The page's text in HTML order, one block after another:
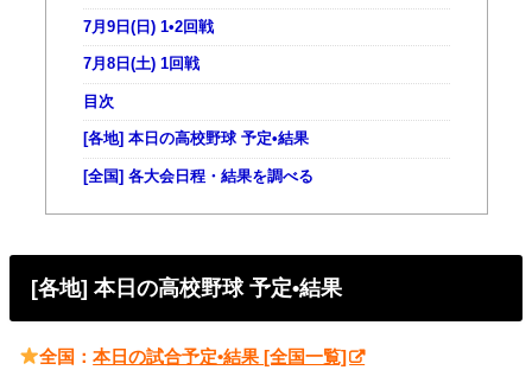
7月9日(日) 1•2回戦
7月8日(土) 1回戦
目次
[各地] 本日の高校野球 予定•結果
[全国] 各大会日程・結果を調べる
[各地] 本日の高校野球 予定•結果
全国：本日の試合予定•結果 [全国一覧]